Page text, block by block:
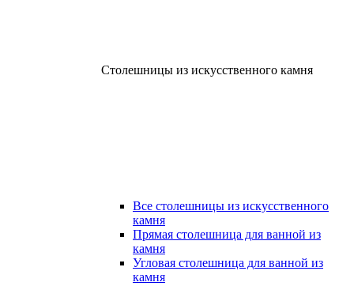
Столешницы из искусственного камня
Все столешницы из искусственного
камня
Прямая столешница для ванной из
камня
Угловая столешница для ванной из
камня